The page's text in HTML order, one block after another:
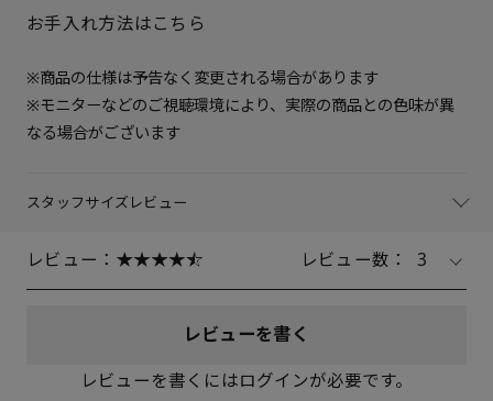
24.5cm △ 残りわずか
25cm △ 残りわずか
お手入れ方法はこちら
※商品の仕様は予告なく変更される場合があります
※モニターなどのご視聴環境により、実際の商品との色味が異
なる場合がございます
スタッフサイズレビュー
レビュー： レビュー数： 3
レビューを書く
レビューを書くにはログインが必要です。